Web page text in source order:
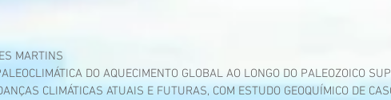
MARTINS
DO AQUECIMENTO GLOBAL AO LONGO DO PALEOZOICO
CLIMÁTICAS ATUAIS E FUTURAS, COM ESTUDO GEOQUÍMICO DE